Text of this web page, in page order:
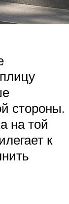
стороны.
на той
к